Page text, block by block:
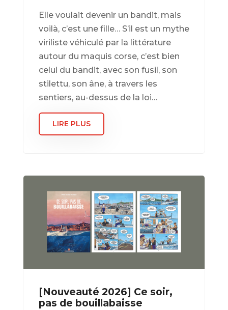
Elle voulait devenir un bandit, mais
voilà, c’est une fille… S’il est un mythe
viriliste véhiculé par la littérature
autour du maquis corse, c’est bien
celui du bandit, avec son fusil, son
stilettu, son âne, à travers les
sentiers, au-dessus de la loi…
LIRE PLUS
[Nouveauté 2026] Ce soir,
pas de bouillabaisse